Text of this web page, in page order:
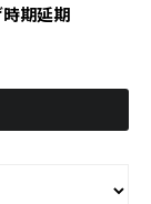
期延期